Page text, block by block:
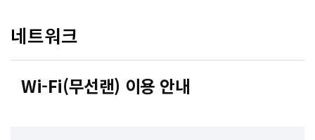
네트워크
Wi-Fi(무선랜) 이용 안내